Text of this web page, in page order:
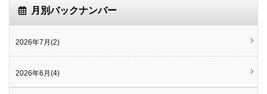
月別バックナンバー
2026年7月(2)
2026年6月(4)